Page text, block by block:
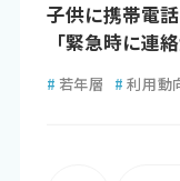
子供に携帯電
「緊急時に連
# 若年層 # 利用動